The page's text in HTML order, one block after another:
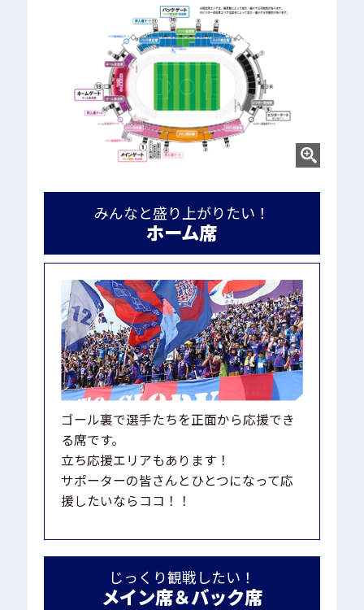
みんなと盛り上がりたい！
ホーム席
ゴール裏で選手たちを正面から応援でき
る席です。
立ち応援エリアもあります！
サポーターの皆さんとひとつになって応
援したいならココ！！
じっくり観戦したい！
メイン席＆バック席